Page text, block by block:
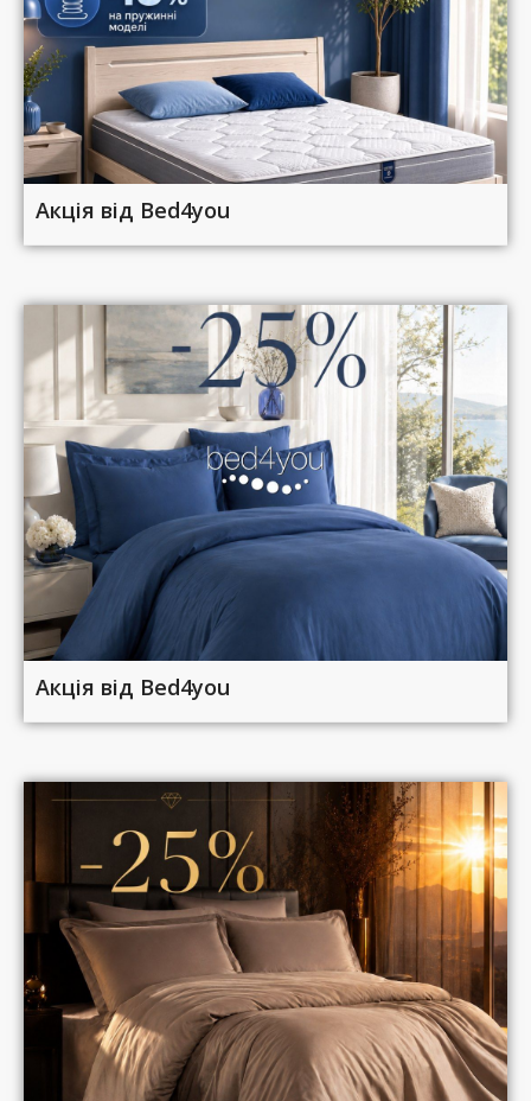
Акція від Bed4you
Акція від Bed4you